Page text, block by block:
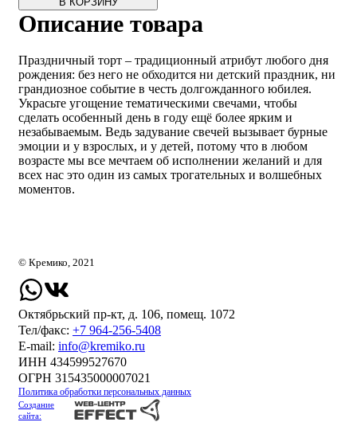
Описание товара
Праздничный торт – традиционный атрибут любого дня
рождения: без него не обходится ни детский праздник, ни
грандиозное событие в честь долгожданного юбилея.
Украсьте угощение тематическими свечами, чтобы
сделать особенный день в году ещё более ярким и
незабываемым. Ведь задувание свечей вызывает бурные
эмоции и у взрослых, и у детей, потому что в любом
возрасте мы все мечтаем об исполнении желаний и для
всех нас это один из самых трогательных и волшебных
моментов.
© Кремико, 2021
Октябрьский пр-кт, д. 106, помещ. 1072
Тел/факс: +7 964-256-5408
Е-mail: info@kremiko.ru
ИНН 434599527670
ОГРН 315435000007021
Политика обработки персональных данных
Создание
сайта: